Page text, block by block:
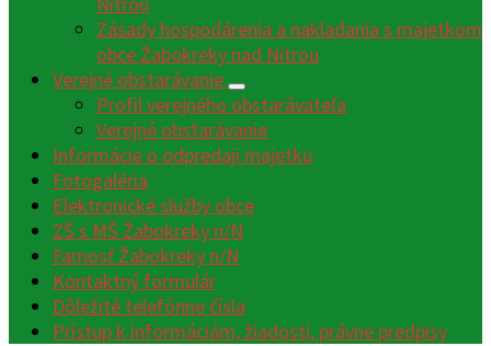
Zásady hospodárenia a nakladania s majetkom
obce Žabokreky nad Nitrou
Verejné obstarávanie
Profil verejného obstarávateľa
Verejné obstarávanie
Informácie o odpredaji majetku
Fotogaléria
Elektronické služby obce
ZŠ s MŠ Žabokreky n/N
Farnosť Žabokreky n/N
Kontaktný formulár
Dôležité telefónne čísla
Prístup k informáciám, žiadosti, právne predpisy